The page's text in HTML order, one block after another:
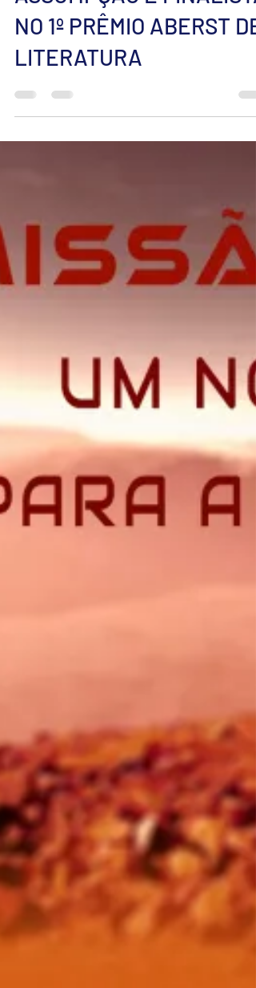
ASSUMPÇÃO É FINALISTA
NO 1º PRÊMIO ABERST DE